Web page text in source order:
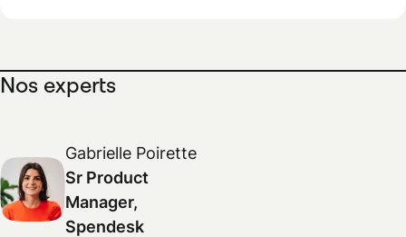
Nos experts
Gabrielle Poirette
Sr Product
Manager,
Spendesk